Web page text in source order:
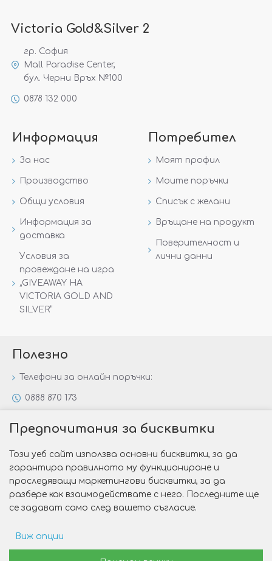
Victoria Gold&Silver 2
гр. София
Mall Paradise Center,
бул. Черни Връх №100
0878 132 000
Информация
За нас
Производство
Общи условия
Информация за
доставка
Условия за
провеждане на игра
„GIVEAWAY НА
VICTORIA GOLD AND
SILVER“
Потребител
Моят профил
Моите поръчки
Списък с желани
Връщане на продукт
Поверителност и
лични данни
Полезно
Телефони за онлайн поръчки:
0888 870 173
Специални предложения
Защо да изберете Victoria Gold&Silver?
Как да изберем годежен пръстен?
Предпочитания за бисквитки
Този уеб сайт използва основни бисквитки, за да
гарантира правилното му функциониране и
проследяващи маркетингови бисквитки, за да
разбере как взаимодействате с него. Последните ще
се задават само след вашето съгласие.
Виж опции